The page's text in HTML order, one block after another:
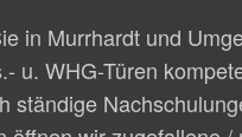
in Murrhardt und
u. WHG-Türen
ständige